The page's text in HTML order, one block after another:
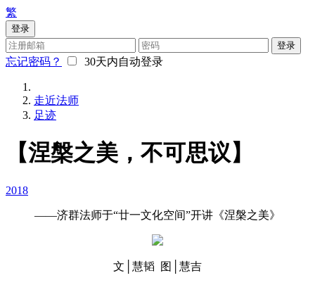
繁
登录
登录
忘记密码？ 30天内自动登录
走近法师
足迹
【涅槃之美，不可思议】
2018
——济群法师于“廿一文化空间”开讲《涅槃之美》
文│慧韬 图│慧吉